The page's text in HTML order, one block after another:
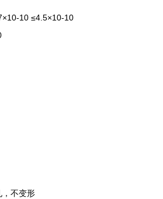
10 ≤4.5×10-10
不变形